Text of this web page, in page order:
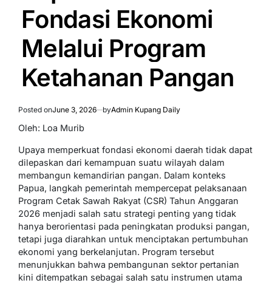
Fondasi Ekonomi
Melalui Program
Ketahanan Pangan
Posted onJune 3, 2026 byAdmin Kupang Daily
Oleh: Loa Murib
Upaya memperkuat fondasi ekonomi daerah tidak dapat
dilepaskan dari kemampuan suatu wilayah dalam
membangun kemandirian pangan. Dalam konteks
Papua, langkah pemerintah mempercepat pelaksanaan
Program Cetak Sawah Rakyat (CSR) Tahun Anggaran
2026 menjadi salah satu strategi penting yang tidak
hanya berorientasi pada peningkatan produksi pangan,
tetapi juga diarahkan untuk menciptakan pertumbuhan
ekonomi yang berkelanjutan. Program tersebut
menunjukkan bahwa pembangunan sektor pertanian
kini ditempatkan sebagai salah satu instrumen utama